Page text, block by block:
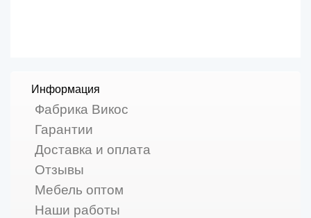
Информация
Фабрика Викос
Гарантии
Доставка и оплата
Отзывы
Мебель оптом
Наши работы